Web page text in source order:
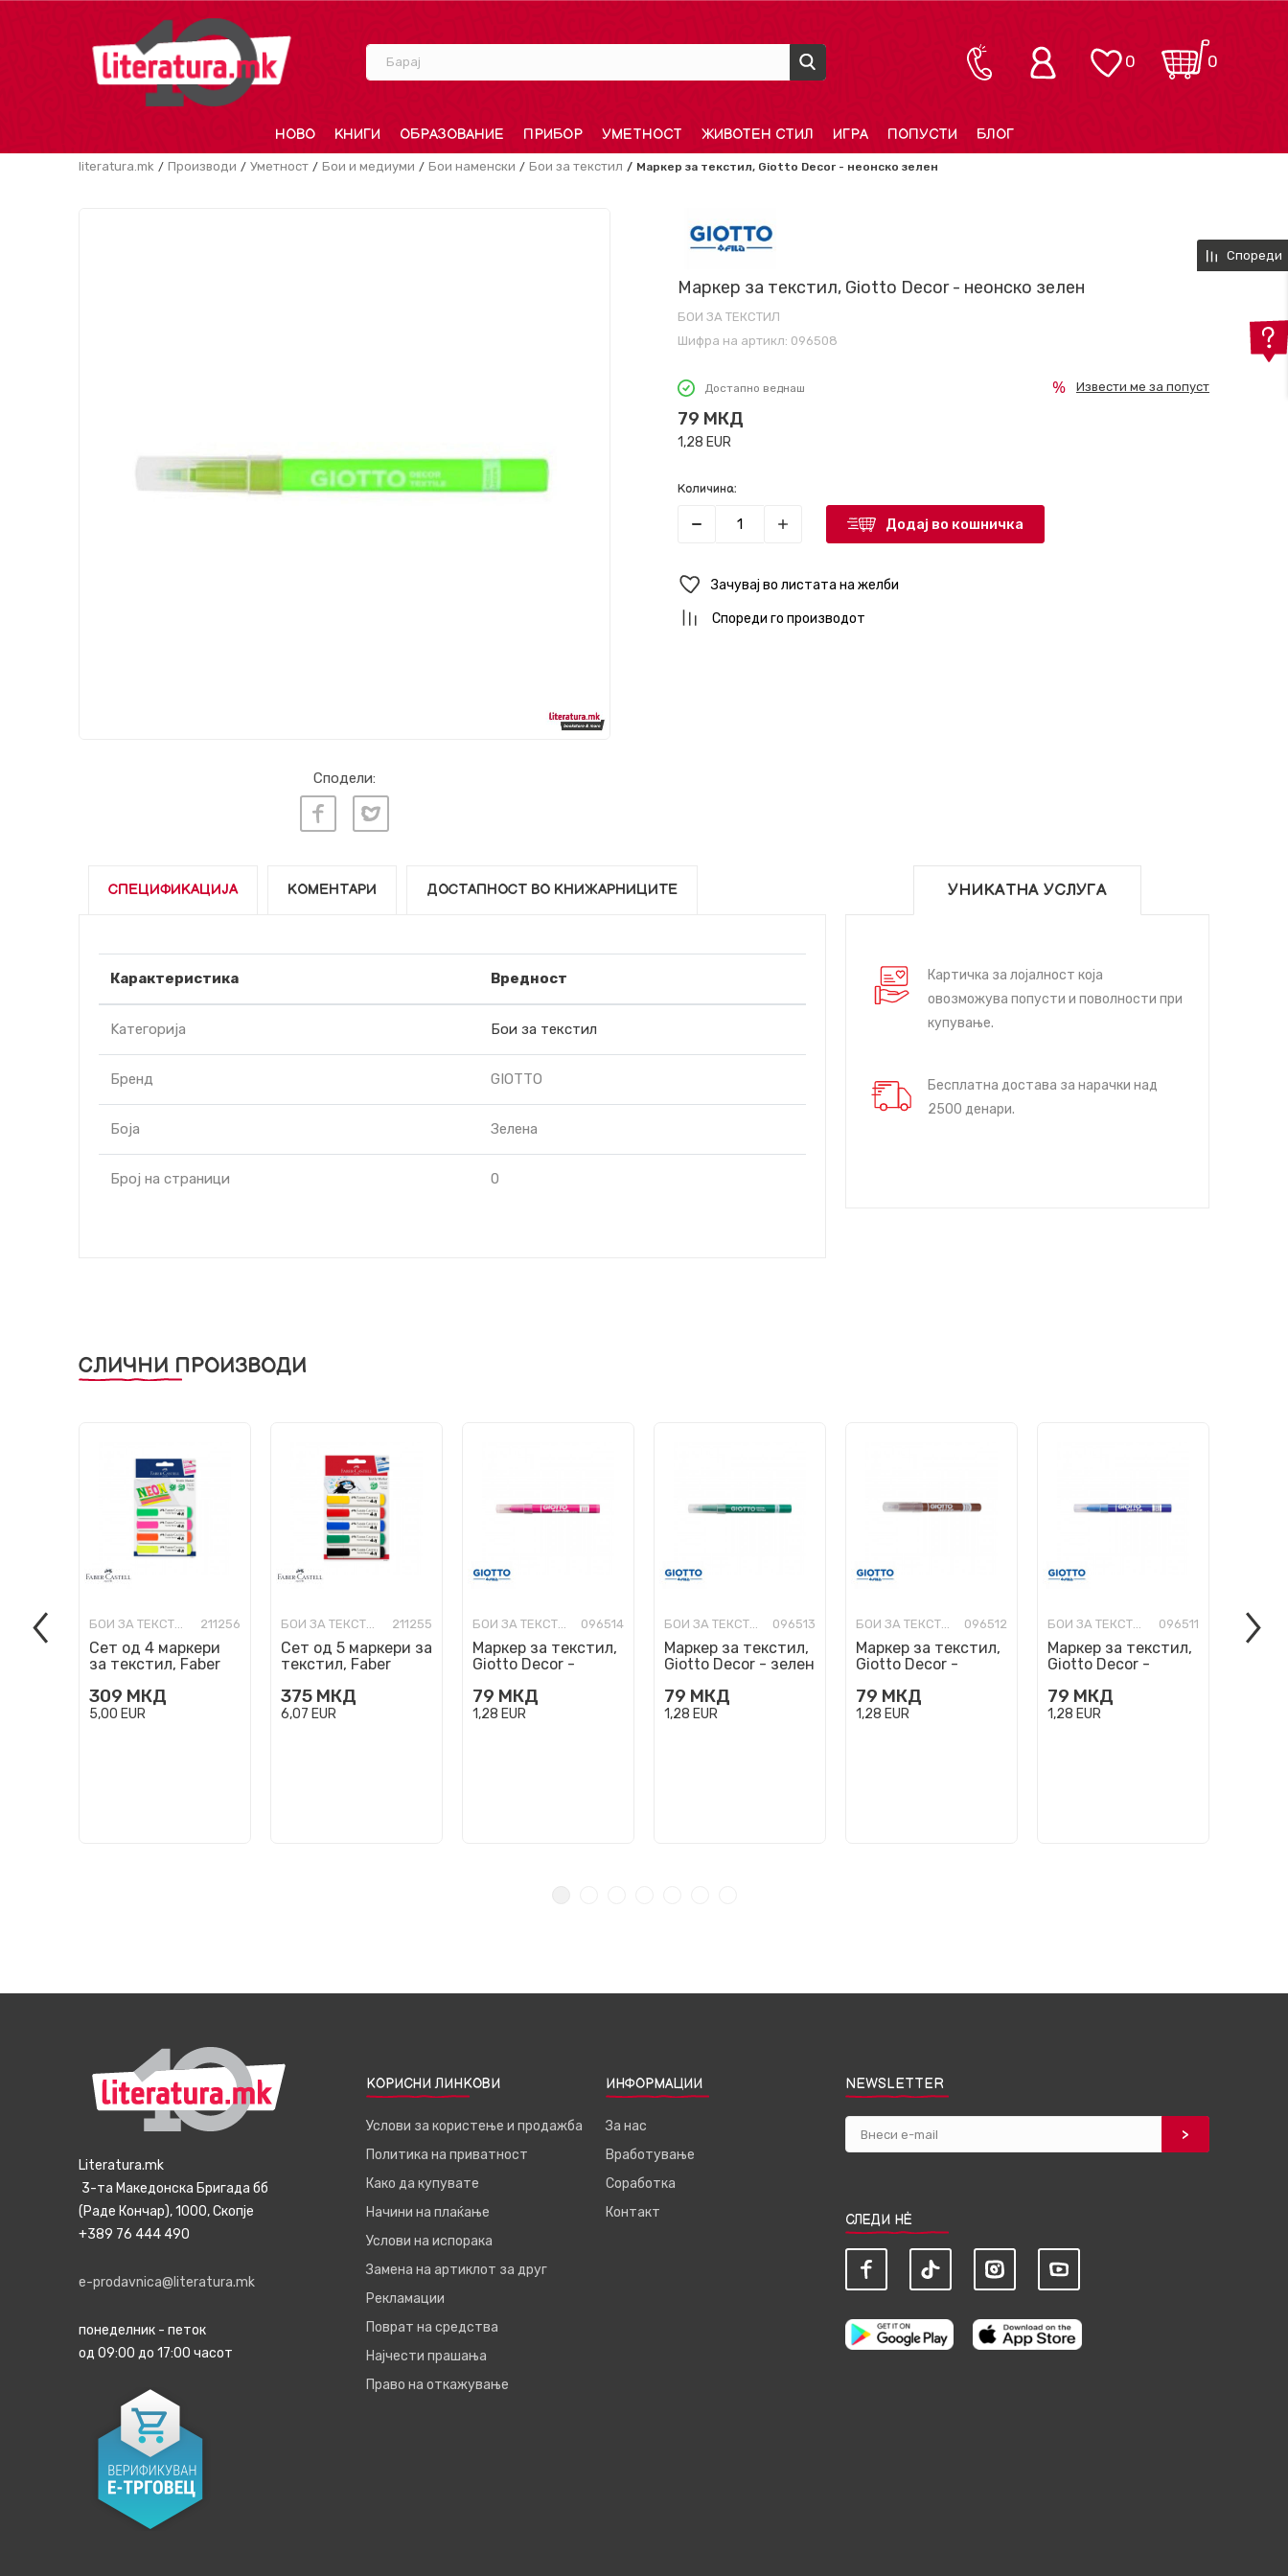
Барај 0
0
НОВО КНИГИ ОБРАЗОВАНИЕ ПРИБОР УМЕТНОСТ ЖИВОТЕН СТИЛ ИГРА ПОПУСТИ БЛОГ
literatura.mk Производи Уметност Бои и медиуми Бои наменски Бои за текстил Маркер за текстил, Giotto Decor - неонско зелен
Сподели:
Маркер за текстил, Giotto Decor - неонско зелен
БОИ ЗА ТЕКСТИЛ
Шифра на артикл: 096508
Достапно веднаш
79 МКД
1,28 EUR
Извести ме за попуст
Количина:
Додај во кошничка
Зачувај во листата на желби
Спореди го производот
СПЕЦИФИКАЦИЈА КОМЕНТАРИ ДОСТАПНОСТ ВО КНИЖАРНИЦИТЕ
Карактеристика Вредност
Kатегорија Бои за текстил
Бренд GIOTTO
Боја Зелена
Број на страници 0
УНИКАТНА УСЛУГА
Картичка за лојалност која
овозможува попусти и поволности при
купување.
Бесплатна достава за нарачки над
2500 денари.
СЛИЧНИ ПРОИЗВОДИ
БОИ ЗА ТЕКСТИЛ 211256
Сет од 4 маркери
за текстил, Faber
Marker - Neon
309 МКД
5,00 EUR
БОИ ЗА ТЕКСТИЛ 211255
Сет од 5 маркери за
текстил, Faber
Marker
375 МКД
6,07 EUR
БОИ ЗА ТЕКСТИЛ 096514
Маркер за текстил,
Giotto Decor -
79 МКД
1,28 EUR
БОИ ЗА ТЕКСТИЛ 096513
Маркер за текстил,
Giotto Decor - зелен
79 МКД
1,28 EUR
БОИ ЗА ТЕКСТИЛ 096512
Маркер за текстил,
Giotto Decor -
79 МКД
1,28 EUR
БОИ ЗА ТЕКСТИЛ 096511
Маркер за текстил,
Giotto Decor -
79 МКД
1,28 EUR
Спореди
Literatura.mk
3-та Македонска Бригада бб
(Раде Кончар), 1000, Скопје
+389 76 444 490
e-prodavnica@literatura.mk
понеделник - петок
од 09:00 до 17:00 часот
КОРИСНИ ЛИНКОВИ
Услови за користење и продажба
Политика на приватност
Како да купувате
Начини на плаќање
Услови на испорака
Замена на артиклот за друг
Рекламации
Поврат на средства
Најчести прашања
Право на откажување
ИНФОРМАЦИИ
За нас
Вработување
Соработка
Контакт
NEWSLETTER
СЛЕДИ НЀ